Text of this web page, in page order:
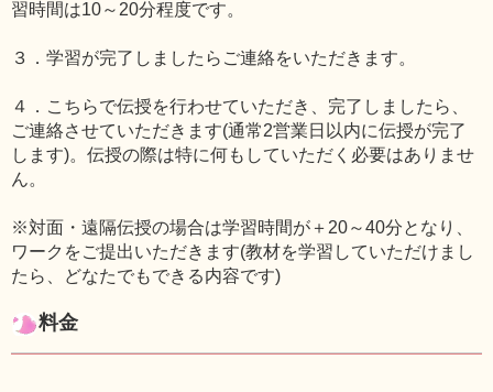
習時間は10～20分程度です。
３．学習が完了しましたらご連絡をいただきます。
４．こちらで伝授を行わせていただき、完了しましたら、
ご連絡させていただきます(通常2営業日以内に伝授が完了
します)。伝授の際は特に何もしていただく必要はありませ
ん。
※対面・遠隔伝授の場合は学習時間が＋20～40分となり、
ワークをご提出いただきます(教材を学習していただけまし
たら、どなたでもできる内容です)
料金